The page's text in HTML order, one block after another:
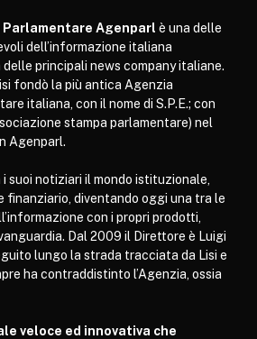
Parlamentare Agenparl è una delle
dell’informazione italiana
principali news company italiane.
fondò la più antica Agenzia
italiana, con il nome di S.P.E.; con
stampa parlamentare) nel
Agenparl.
suoi notiziari il mondo istituzionale,
finanziario, diventando oggi una tra le
con i propri prodotti,
Dal 2009 il Direttore è Luigi
lungo la strada tracciata da Lisi e
ha contraddistinto l’Agenzia, ossia
veloce ed innovativa che